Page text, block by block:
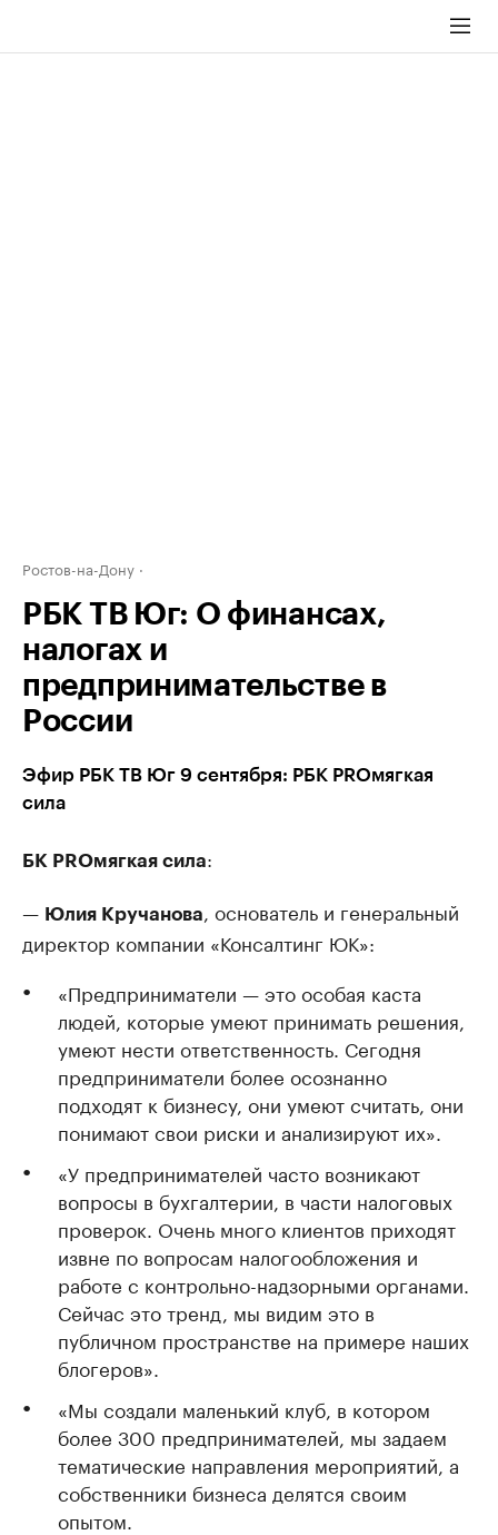
Ростов-на-Дону
РБК ТВ Юг: О финансах,
налогах и
предпринимательстве в
России
Эфир РБК ТВ Юг 9 сентября: РБК PROмягкая
сила
БК PROмягкая сила:
— Юлия Кручанова
, основатель и генеральный
директор компании «Консалтинг ЮК»:
«Предприниматели — это особая каста
людей, которые умеют принимать решения,
умеют нести ответственность. Сегодня
предприниматели более осознанно
подходят к бизнесу, они умеют считать, они
понимают свои риски и анализируют их».
«У предпринимателей часто возникают
вопросы в бухгалтерии, в части налоговых
проверок. Очень много клиентов приходят
извне по вопросам налогообложения и
работе с контрольно-надзорными органами.
Сейчас это тренд, мы видим это в
публичном пространстве на примере наших
блогеров».
«Мы создали маленький клуб, в котором
более 300 предпринимателей, мы задаем
тематические направления мероприятий, а
собственники бизнеса делятся своим
опытом.